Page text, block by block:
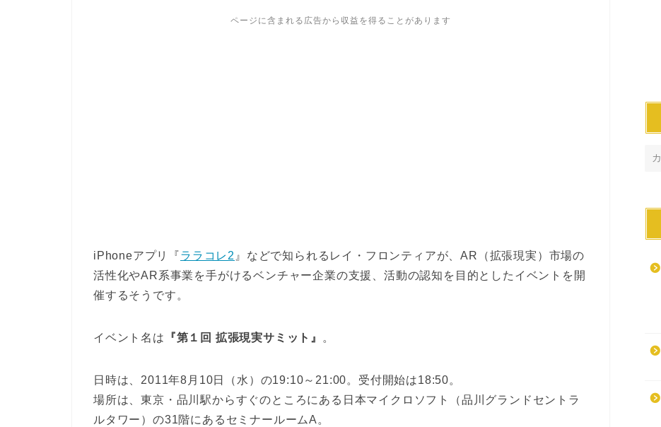
ページに含まれる広告から収益を得ることがあります
iPhoneアプリ『ララコレ2 』などで知られるレイ・フロンティアが、AR（拡張現実）市場の
活性化やAR系事業を手がけるベンチャー企業の支援、活動の認知を目的としたイベントを開
催するそうです。
イベント名は 『第１回 拡張現実サミット』 。
日時は、2011年8月10日（水）の19:10～21:00。受付開始は18:50。
場所は、東京・品川駅からすぐのところにある日本マイクロソフト（品川グランドセントラ
ルタワー）の31階にあるセミナールームA。